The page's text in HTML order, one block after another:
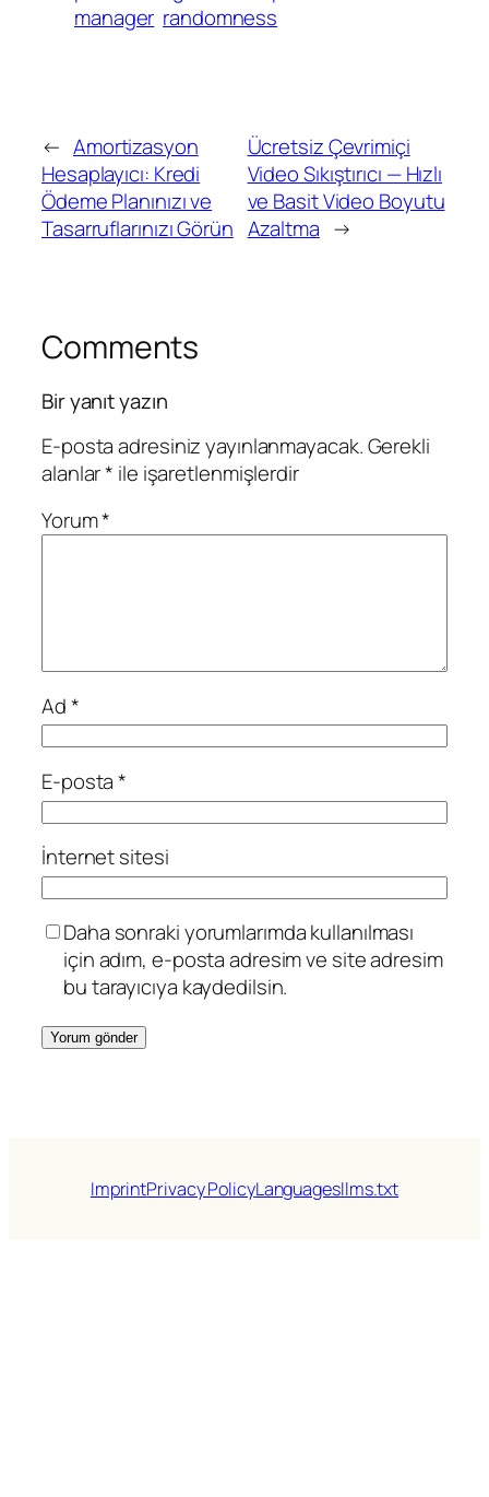
manager randomness
← Amortizasyon
Hesaplayıcı: Kredi
Ödeme Planınızı ve
Tasarruflarınızı Görün
Ücretsiz Çevrimiçi
Video Sıkıştırıcı — Hızlı
ve Basit Video Boyutu
Azaltma →
Comments
Bir yanıt yazın
E-posta adresiniz yayınlanmayacak.Gerekli
alanlar* ile işaretlenmişlerdir
Yorum*
Ad*
E-posta*
İnternet sitesi
Daha sonraki yorumlarımda kullanılması
için adım, e-posta adresim ve site adresim
bu tarayıcıya kaydedilsin.
ImprintPrivacy PolicyLanguagesllms.txt